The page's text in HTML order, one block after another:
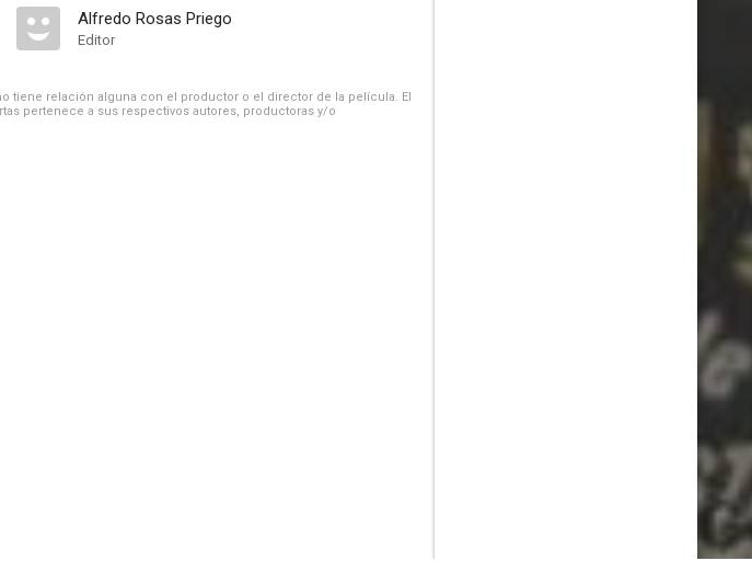
Alfredo Rosas Priego
Editor
tiene relación alguna con el productor o el director de la película. El
pertenece a sus respectivos autores, productoras y/o